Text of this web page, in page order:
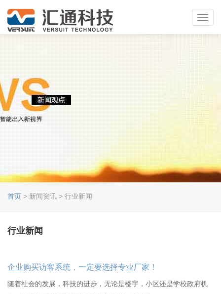
首页 > 新闻资讯 > 行业新闻
行业新闻
企业购买访客系统，一定要选择专业厂家！
随着社会的发展，科技的进步，无论是楼宇，小区还是学校政府机